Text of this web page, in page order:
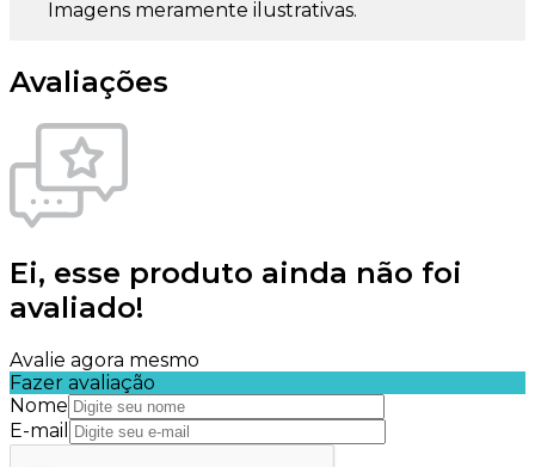
Imagens meramente ilustrativas.
Avaliações
Ei, esse produto ainda não foi
avaliado!
Avalie agora mesmo
Fazer avaliação
Nome
E-mail